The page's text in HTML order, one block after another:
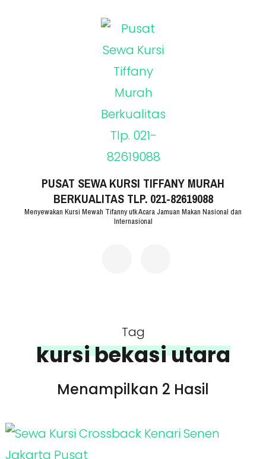
PUSAT SEWA KURSI TIFFANY MURAH
BERKUALITAS TLP. 021-82619088
Menyewakan Kursi Mewah Tifanny utk Acara Jamuan Makan Nasional dan
Internasional
Tag
kursi bekasi utara
Menampilkan 2 Hasil